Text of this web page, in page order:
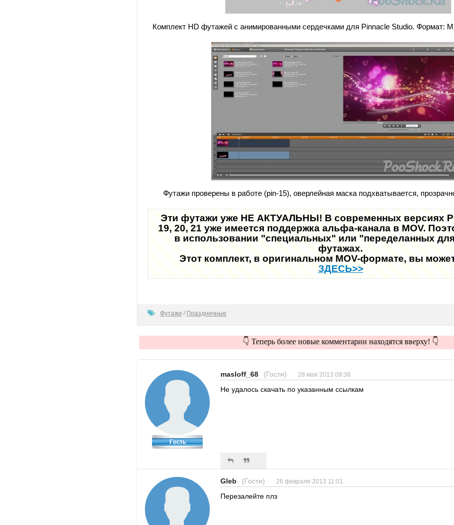
Комплект HD футажей с анимированными сердечками для Pinnacle Studio. Формат:
Футажи проверены в работе (pin-15), оверлейная маска подхватывается,
Эти футажи уже НЕ АКТУАЛЬНЫ! В современных версиях
19, 20, 21 уже имеется поддержка альфа-канала в MOV.
в использовании "специальных" или "переделанных
футажах.
Этот комплект, в оригинальном MOV-формате, вы
ЗДЕСЬ>>
Футажи / Праздничные
👇 Теперь более новые комментарии находятся вверху! 👇
masloff_68 (Гости) 28 мая 2013 09:38
Не удалось скачать по указанным ссылкам
Gleb (Гости) 26 февраля 2013 11:01
Перезалейте плз